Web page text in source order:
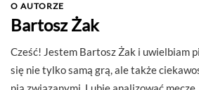
O AUTORZE
Bartosz Żak
Cześć! Jestem Bartosz Żak i uwielbiam
się nie tylko samą grą, ale także